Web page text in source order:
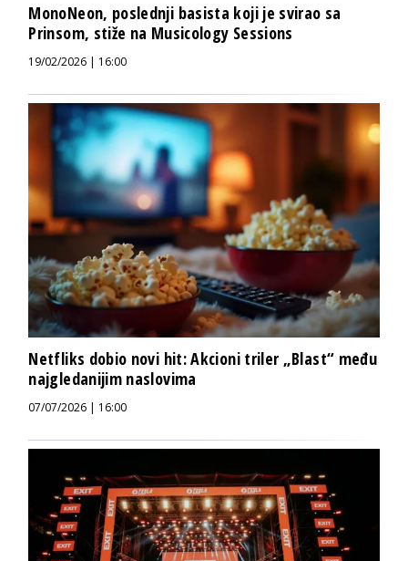
MonoNeon, poslednji basista koji je svirao sa
Prinsom, stiže na Musicology Sessions
19/02/2026 | 16:00
Netfliks dobio novi hit: Akcioni triler „Blast“ među
najgledanijim naslovima
07/07/2026 | 16:00